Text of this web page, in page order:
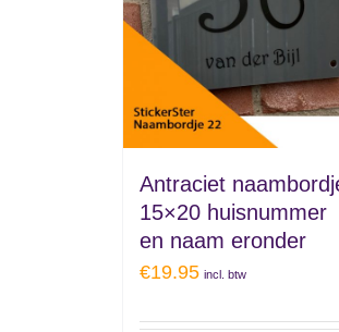
Antraciet
15×20 huisnummer
en naam eronder
€19.95 incl. btw